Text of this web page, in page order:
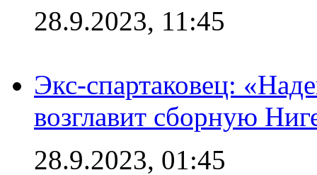
28.9.2023, 11:45
Экс-спартаковец:
возглавит сборную
28.9.2023, 01:45